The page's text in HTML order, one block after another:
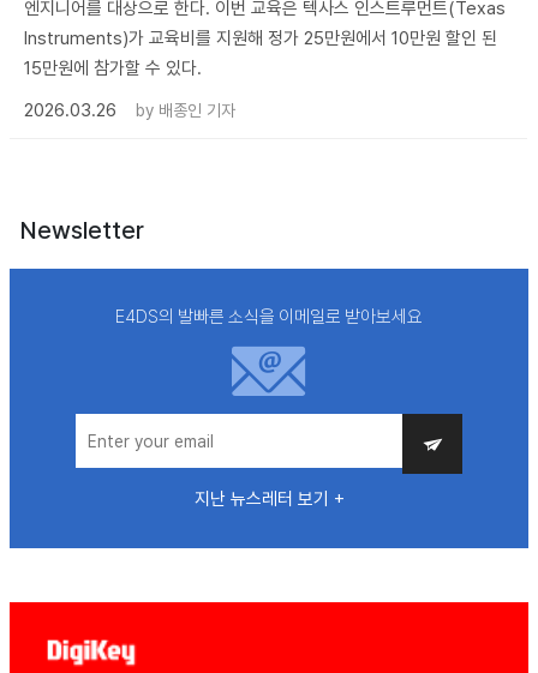
엔지니어를 대상으로 한다. 이번 교육은 텍사스 인스트루먼트(Texas
Instruments)가 교육비를 지원해 정가 25만원에서 10만원 할인 된
15만원에 참가할 수 있다.
2026.03.26
by 배종인 기자
Newsletter
E4DS의 발빠른 소식을 이메일로 받아보세요
지난 뉴스레터 보기 +